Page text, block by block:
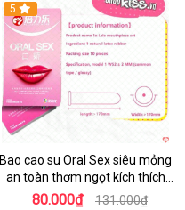
Hot
5
Bao cao su Oral Sex siêu mỏng
an toàn thơm ngọt kích thích
mua ngay
80.000₫ 131.000₫